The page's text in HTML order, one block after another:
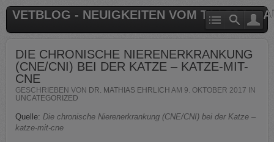
VETBLOG - NEUIGKEITEN VOM TIERARZT
DIE CHRONISCHE NIERENERKRANKUNG
(CNE/CNI) BEI DER KATZE – KATZE-MIT-
CNE
GESCHRIEBEN VON DR. MATHIAS EHRLICH AM 9. OKTOBER 2017 IN
UNCATEGORIZED
Quelle: Die chronische Nierenerkrankung (CNE/CNI) bei der Katze –
katze-mit-cne